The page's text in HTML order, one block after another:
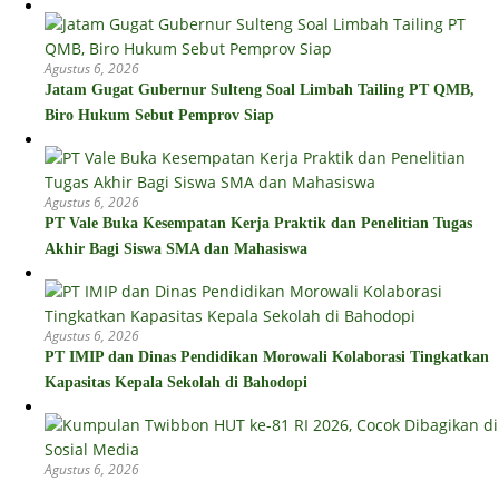
Agustus 6, 2026
Jatam Gugat Gubernur Sulteng Soal Limbah Tailing PT QMB,
Biro Hukum Sebut Pemprov Siap
Agustus 6, 2026
PT Vale Buka Kesempatan Kerja Praktik dan Penelitian Tugas
Akhir Bagi Siswa SMA dan Mahasiswa
Agustus 6, 2026
PT IMIP dan Dinas Pendidikan Morowali Kolaborasi Tingkatkan
Kapasitas Kepala Sekolah di Bahodopi
Agustus 6, 2026